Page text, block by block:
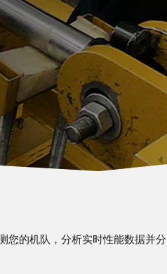
您的机队，分析实时性能数据并分